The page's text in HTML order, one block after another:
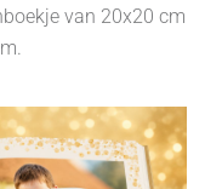
van 20x20 cm